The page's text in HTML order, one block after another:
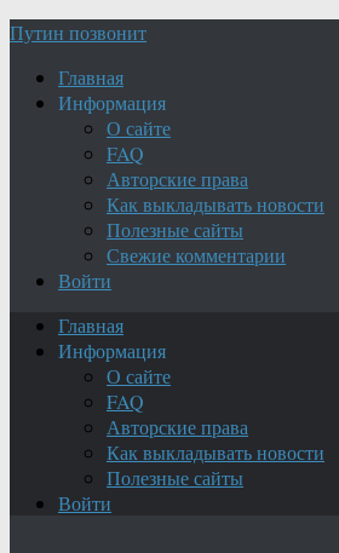
Путин позвонит
Главная
Информация
О сайте
FAQ
Авторские права
Как выкладывать новости
Полезные сайты
Свежие комментарии
Войти
Главная
Информация
О сайте
FAQ
Авторские права
Как выкладывать новости
Полезные сайты
Войти